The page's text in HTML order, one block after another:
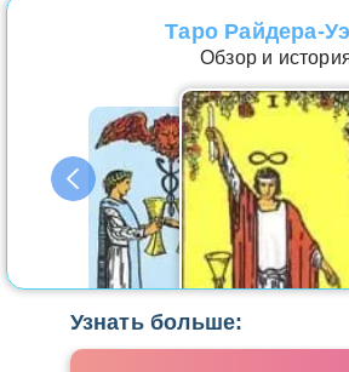
Таро Райдера-
Обзор и
Узнать больше: